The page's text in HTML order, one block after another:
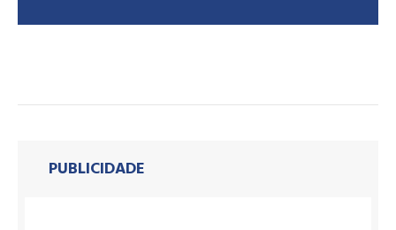
PUBLICIDADE